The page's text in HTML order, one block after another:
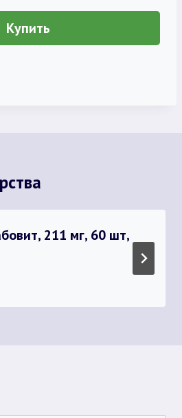
Купить
211 мг, 60 шт,